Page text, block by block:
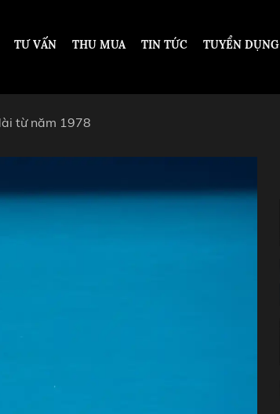
DƯỚI 200 TRIỆU VNĐ
TỪ 200 - 500 TRIỆU VNĐ
TƯ VẤN THU MUA TIN TỨC TUYỂN DỤNG
từ năm 1978